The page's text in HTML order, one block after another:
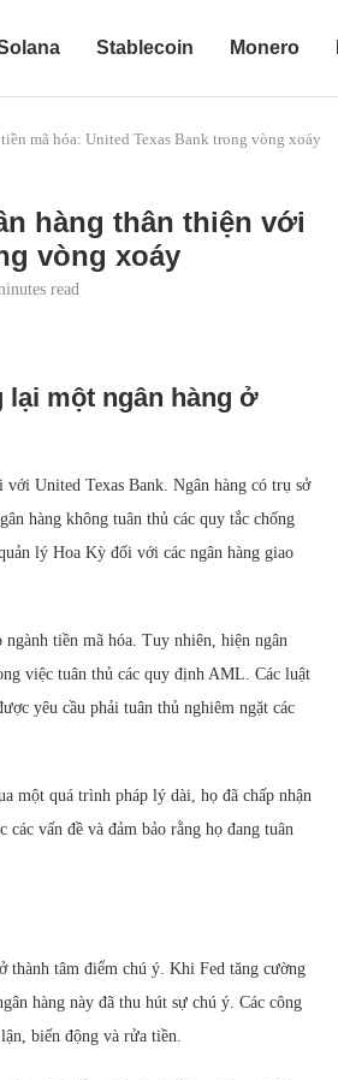
Stablecoin Monero
mã hóa: United Texas Bank trong vòng xoáy
hàng thân thiện với
vòng xoáy
read
lại một ngân hàng ở
United Texas Bank. Ngân hàng có trụ sở
hàng không tuân thủ các quy tắc chống
lý Hoa Kỳ đối với các ngân hàng giao
tiền mã hóa. Tuy nhiên, hiện ngân
việc tuân thủ các quy định AML. Các luật
yêu cầu phải tuân thủ nghiêm ngặt các
một quá trình pháp lý dài, họ đã chấp nhận
vấn đề và đảm bảo rằng họ đang tuân
thành tâm điểm chú ý. Khi Fed tăng cường
hàng này đã thu hút sự chú ý. Các công
biến động và rửa tiền.